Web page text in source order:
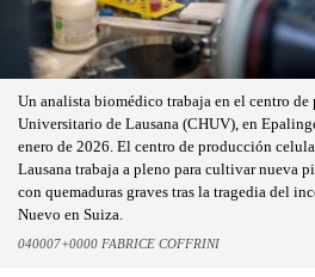
Un analista biomédico trabaja en el centro
Universitario de Lausana (CHUV), en
enero de 2026. El centro de producción
Lausana trabaja a pleno para cultivar nueva
con quemaduras graves tras la tragedia del
Nuevo en Suiza.
040007+0000 FABRICE COFFRINI